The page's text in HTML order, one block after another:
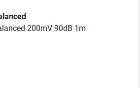
200mV 90dB 1m